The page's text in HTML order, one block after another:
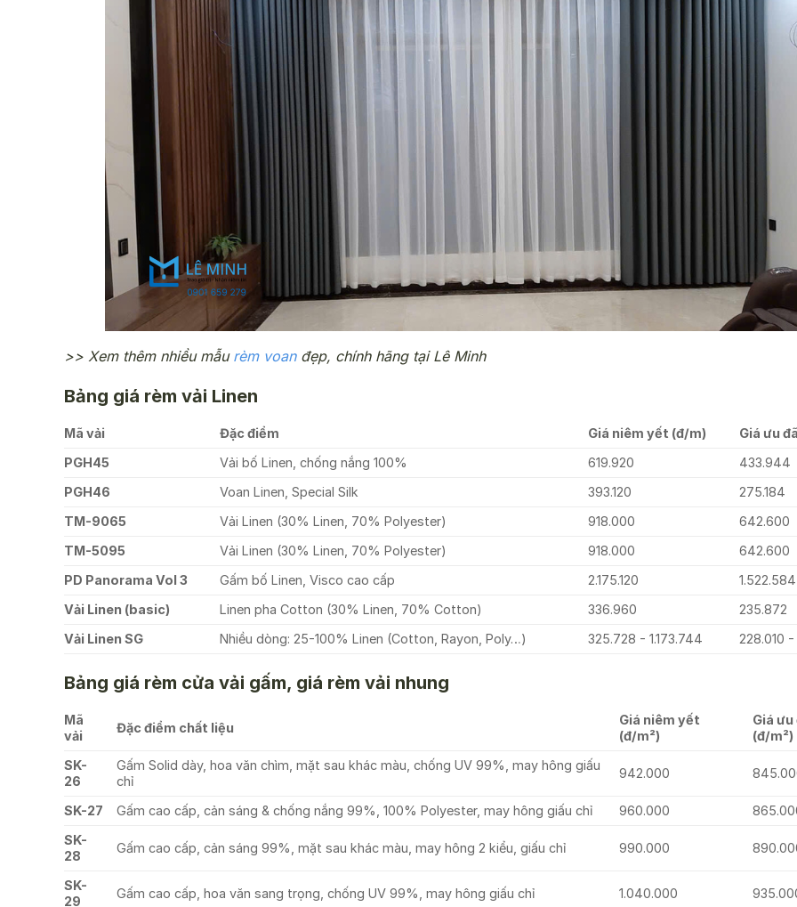
>> Xem thêm nhiều mẫu rèm voanđẹp, chính hãng tại Lê Minh
Bảng giá rèm vải Linen
Mã vải Đặc điểm Giá niêm yết (đ/m)
Giá ưu
PGH45
Vải bố Linen, chống nắng 100% 619.920
433.944
PGH46
Voan Linen, Special Silk 393.120
275.184
TM-9065
Vải Linen (30% Linen, 70% Polyester) 918.000
642.600
TM-5095
Vải Linen (30% Linen, 70% Polyester) 918.000
642.600
PD Panorama Vol 3
Gấm bố Linen, Visco cao cấp 2.175.120
1.522.584
Vải Linen (basic)
Linen pha Cotton (30% Linen, 70% Cotton) 336.960
235.872
Vải Linen SG
Nhiều dòng: 25-100% Linen (Cotton, Rayon, Poly…) 325.728 - 1.173.744 228.010 -
Bảng giá rèm cửa vải gấm, giá rèm vải nhung
Mã
vải
Đặc điểm chất liệu
Giá niêm yết
(đ/m²)
Giá ưu
(đ/m²)
SK-
26
Gấm Solid dày, hoa văn chìm, mặt sau khác màu, chống UV 99%, may hông giấu
chỉ
942.000
SK-27 Gấm cao cấp, cản sáng & chống nắng 99%, 100% Polyester, may hông giấu chỉ 960.000
SK-
28
Gấm cao cấp, cản sáng 99%, mặt sau khác màu, may hông 2 kiểu, giấu chỉ 990.000
SK-
29
Gấm cao cấp, hoa văn sang trọng, chống UV 99%, may hông giấu chỉ 1.040.000